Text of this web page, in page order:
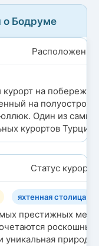
Бодруме
Расположение
на побережье
на полуострове
Один из самых
курортов Турции.
Статус курорта
яхтенная столица
престижных мест
роскошные
природа.